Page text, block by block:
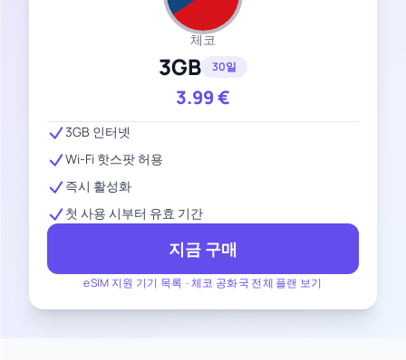
체코
3GB 30일
3.99€
eSIM 지원 기기 목록 -체코 공화국 전체 플랜 보기
3GB 인터넷
Wi-Fi 핫스팟 허용
즉시 활성화
첫 사용 시부터 유효 기간
지금 구매